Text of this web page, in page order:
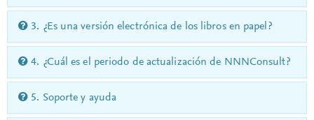
3. ¿Es una versión electrónica de los libros en papel?
4. ¿Cuál es el periodo de actualización de NNNConsult?
5. Soporte y ayuda